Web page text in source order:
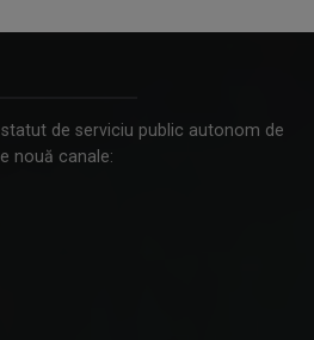
producție a ...
de serviciu public autonom de
nouă canale: